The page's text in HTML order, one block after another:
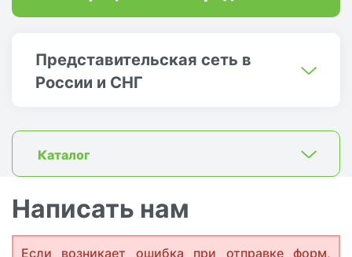
Представительская сеть в
России и СНГ
Каталог
Написать нам
Если возникает ошибка при отправке форм,